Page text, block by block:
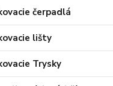
čerpadlá
lišty
Trysky